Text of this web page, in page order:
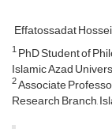
Effatossadat
1PhD Student of
Islamic Azad
2Associate
Research Branch,